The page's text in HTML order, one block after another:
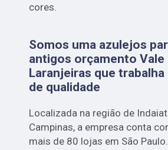
cores.
Somos uma azulejos
antigos orçamento Vale
Laranjeiras que
de qualidade
Localizada na região de
Campinas, a empresa conta
mais de 80 lojas em São